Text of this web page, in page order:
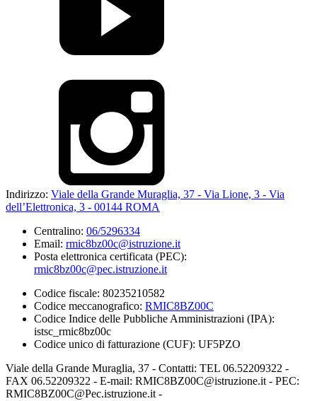
Indirizzo: Viale della Grande Muraglia, 37 - Via Lione, 3 - Via
dell’Elettronica, 3 - 00144 ROMA
Centralino: 06/5296334
Email: rmic8bz00c@istruzione.it
Posta elettronica certificata (PEC):
rmic8bz00c@pec.istruzione.it
Codice fiscale: 80235210582
Codice meccanografico: RMIC8BZ00C
Codice Indice delle Pubbliche Amministrazioni (IPA):
istsc_rmic8bz00c
Codice unico di fatturazione (CUF): UF5PZO
Viale della Grande Muraglia, 37 - Contatti: TEL 06.52209322 -
FAX 06.52209322 - E-mail: RMIC8BZ00C@istruzione.it - PEC:
RMIC8BZ00C@Pec.istruzione.it -